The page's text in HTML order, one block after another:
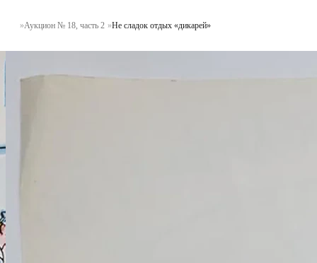
Аукцион № 18, часть 2 Не сладок отдых «дикарей»